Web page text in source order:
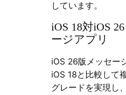
しています。
iOS 18対iOS
ージアプリ
iOS 26版メッセー
iOS 18と比較して
グレードを実現し